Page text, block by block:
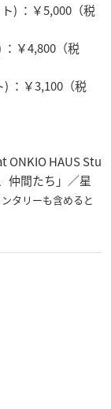
) ：￥5,000（税
￥4,800（税
：￥3,100（税
ONKIO HAUS Stu
仲間たち」／星
タリーも含めると